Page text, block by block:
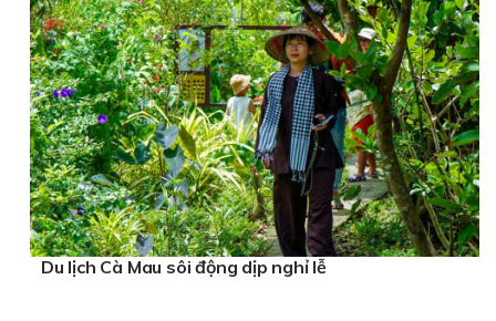
Halong Bay Luxury Cruise 3 Day
Du lịch Cà Mau sôi động dịp nghỉ lễ